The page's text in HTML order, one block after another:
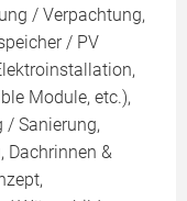
/ Verpachtung,
/ PV
Module, etc.),
/ Sanierung,
Dachrinnen &